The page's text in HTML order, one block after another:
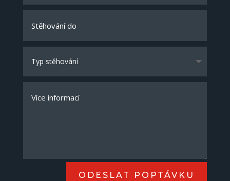
ODESLAT POPTÁVKU